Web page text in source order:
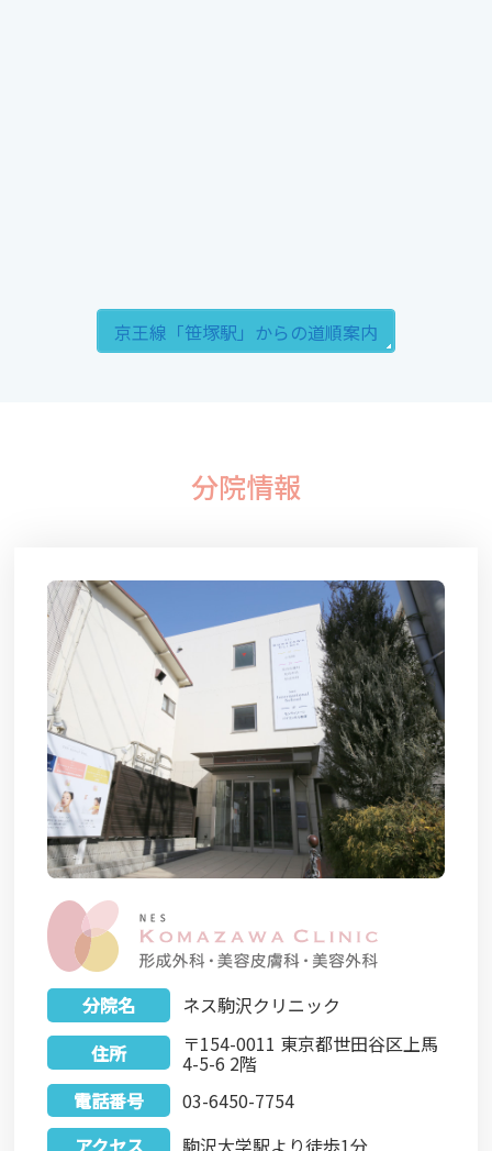
京王線「笹塚駅」からの道順案内
分院情報
分院名
ネス駒沢クリニック
住所
〒154-0011 東京都世田谷区上馬
4-5-6 2階
電話番号
03-6450-7754
アクセス
駒沢大学駅より徒歩1分